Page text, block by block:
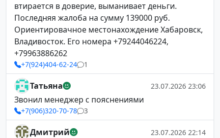
втирается в доверие, выманивает деньги.
Последняя жалоба на сумму 139000 руб.
Ориентировачное местонахождение Хабаровск,
Владивосток. Его номера +79244046224,
+79963886262
+7(924)404-62-24 1
Татьяна 23.07.2026 23:06
Звонил менеджер с пояснениями
+7(906)320-70-78 3
Дмитрий 23.07.2026 22:14